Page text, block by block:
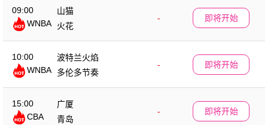
09:00
WNBA
山猫
-
火花
即将开始
10:00
WNBA
波特兰火焰
-
多伦多节奏
即将开始
15:00
CBA
广厦
-
青岛
即将开始